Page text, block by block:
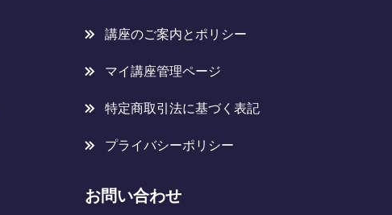
講座のご案内とポリシー
マイ講座管理ページ
特定商取引法に基づく表記
プライバシーポリシー
お問い合わせ